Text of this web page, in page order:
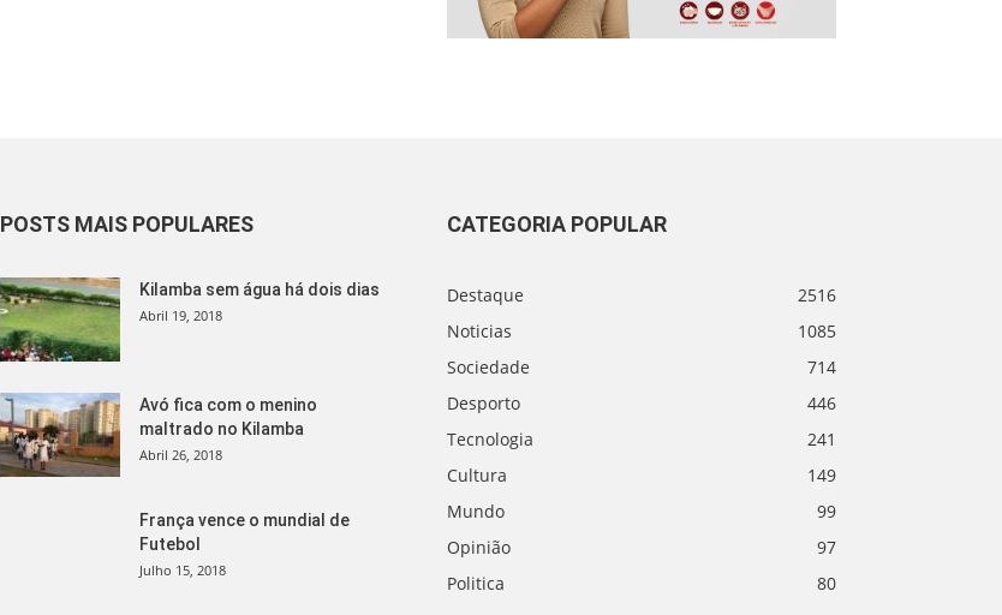
POSTS MAIS POPULARES
Kilamba sem água há dois dias
Abril 19, 2018
Avó fica com o menino
maltrado no Kilamba
Abril 26, 2018
França vence o mundial de
Futebol
Julho 15, 2018
CATEGORIA POPULAR
Destaque
2516
Noticias
1085
Sociedade
714
Desporto
446
Tecnologia
241
Cultura
149
Mundo
99
Opinião
97
Politica
80